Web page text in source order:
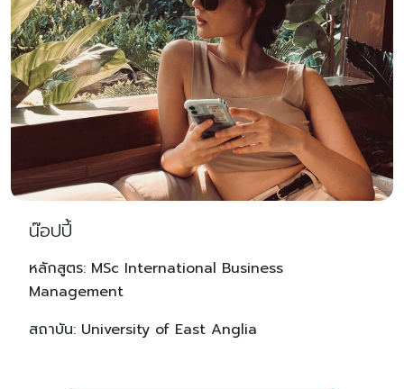
น๊อปปี้
หลักสูตร: MSc International Business
Management
สถาบัน: University of East Anglia